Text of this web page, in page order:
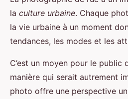
la culture urbaine. Chaque
la vie urbaine à un moment
tendances, les modes et les
C’est un moyen pour le public
manière qui serait autrement
photo offre une perspective